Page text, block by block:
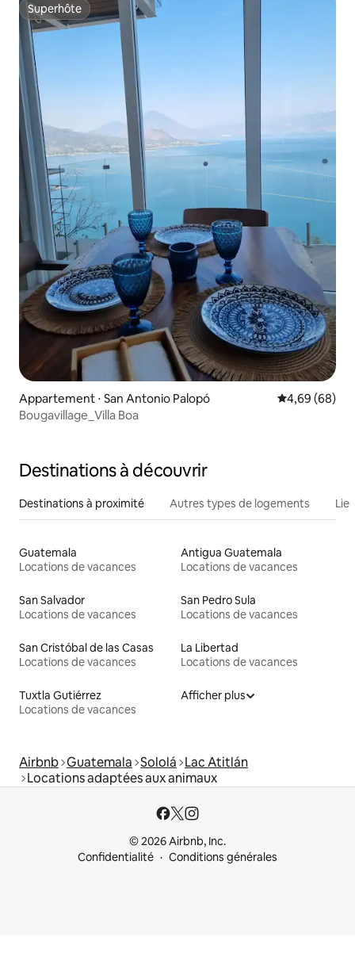
Superhôte
Superhôte
Appartement ⋅ San Antonio Palopó Évaluation
4,69 (68)
Bougavillage_Villa Boa
Destinations à découvrir
Destinations à proximité Autres types de logements
Guatemala
Locations de vacances
Antigua Guatemala
Locations de vacances
San Salvador
Locations de vacances
San Pedro Sula
Locations de vacances
San Cristóbal de las Casas
Locations de vacances
La Libertad
Locations de vacances
Tuxtla Gutiérrez
Locations de vacances
Afficher plus
Airbnb Guatemala Sololá Lac Atitlán
Locations adaptées aux animaux
© 2026 Airbnb, Inc.
Confidentialité
Conditions générales